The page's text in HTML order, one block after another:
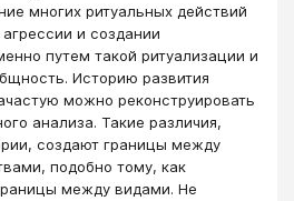
многих ритуальных действий
и создании
путем такой ритуализации и
Историю развития
можно реконструировать
анализа. Такие различия,
создают границы между
подобно тому, как
между видами. Не